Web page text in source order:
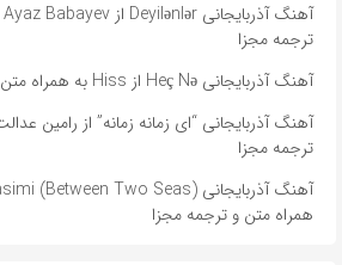
ترجمه مجزا
آهنگ آذربایجانی Heç Nə از Hiss به همراه متن و ترجمه مجزا
آهنگ آذربایجانی “ای زمانه زمانه” از رامین
ترجمه مجزا
همراه متن و ترجمه مجزا